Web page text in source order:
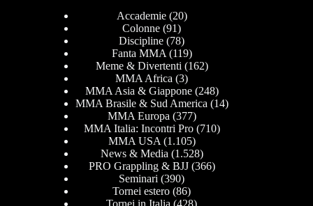
Accademie(20)
Colonne (91)
Discipline (78)
Fanta MMA (119)
Meme & Divertenti (162)
MMA Africa (3)
MMA Asia & Giappone(248)
MMA Brasile & Sud America (14)
MMA Europa (377)
MMA Italia: Incontri Pro(710)
MMA USA (1.105)
News & Media (1.528)
PRO Grappling & BJJ(366)
Seminari (390)
Tornei estero (86)